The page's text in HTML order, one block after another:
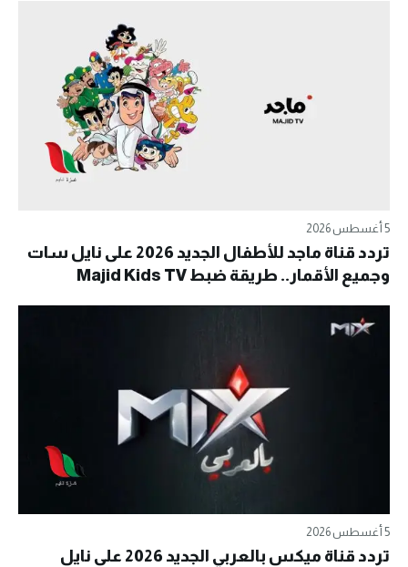
5 أغسطس 2026
تردد قناة ماجد للأطفال الجديد 2026 على نايل سات
وجميع الأقمار.. طريقة ضبط Majid Kids TV
5 أغسطس 2026
تردد قناة ميكس بالعربي الجديد 2026 على نايل